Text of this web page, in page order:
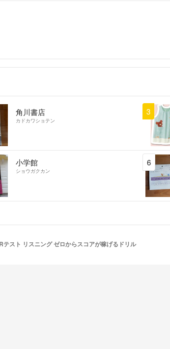
角川書店
カドカワショテン
3
小学館
ショウガクカン
6
テスト リスニング ゼロからスコアが稼げるドリル